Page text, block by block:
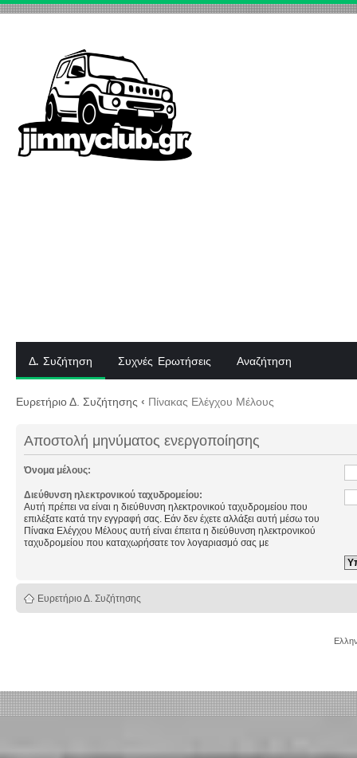
Δ. Συζήτηση Συχνές Ερωτήσεις Αναζήτηση
Ευρετήριο Δ. Συζήτησης ‹ Πίνακας Ελέγχου Μέλους
Αποστολή μηνύματος ενεργοποίησης
Όνομα μέλους:
Διεύθυνση ηλεκτρονικού ταχυδρομείου:
Αυτή πρέπει να είναι η διεύθυνση ηλεκτρονικού ταχυδρομείου που
επιλέξατε κατά την εγγραφή σας. Εάν δεν έχετε αλλάξει αυτή μέσω του
Πίνακα Ελέγχου Μέλους αυτή είναι έπειτα η διεύθυνση ηλεκτρονικού
ταχυδρομείου που καταχωρήσατε τον λογαριασμό σας με
Ευρετήριο Δ. Συζήτησης